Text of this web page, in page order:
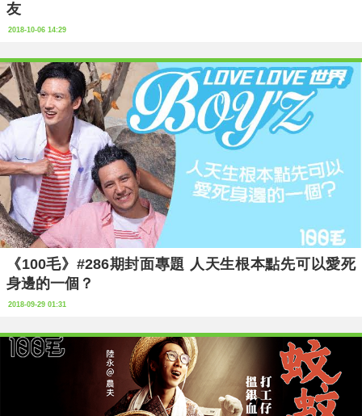
友
2018-10-06 14:29
《100毛》#286期封面專題 人天生根本點先可以愛死
身邊的一個？
2018-09-29 01:31